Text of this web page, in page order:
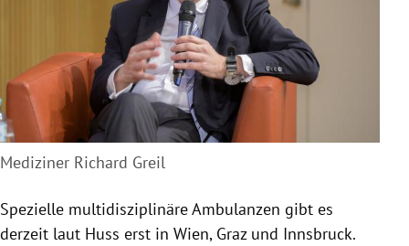
Mediziner Richard Greil
Spezielle multidisziplinäre Ambulanzen gibt es
derzeit laut Huss erst in Wien, Graz und Innsbruck.